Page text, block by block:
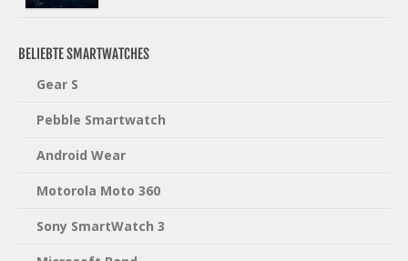
BELIEBTE SMARTWATCHES
Gear S
Pebble Smartwatch
Android Wear
Motorola Moto 360
Sony SmartWatch 3